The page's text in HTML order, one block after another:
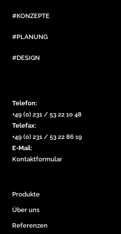
#KONZEPTE
#PLANUNG
#DESIGN
Telefon:
+49 (0) 231 / 53 22 10 48
Telefax:
+49 (0) 231 / 53 22 86 19
E-Mail:
Kontaktformular
Produkte
Über uns
Referenzen